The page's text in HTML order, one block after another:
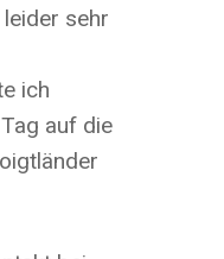
sehr
ich
auf die